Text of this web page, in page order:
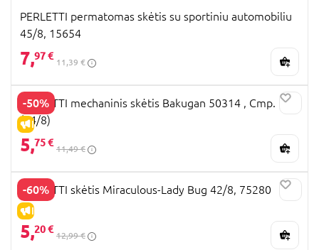
PERLETTI permatomas skėtis su sportiniu automobiliu
45/8, 15654
7,97 €
11,39 €
-50%
IŠPARDAVIMAS
PERLETTI mechaninis skėtis Bakugan 50314 , Cmp.
(54/8)
5,75 €
11,49 €
-60%
IŠPARDAVIMAS
PERLETTI skėtis Miraculous-Lady Bug 42/8, 75280
5,20 €
12,99 €